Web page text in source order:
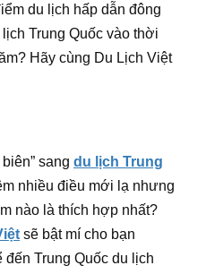
du lịch hấp dẫn đông
Trung Quốc vào thời
Hãy cùng Du Lịch Việt
sang du lịch Trung
nhiều điều mới lạ nhưng
nào là thích hợp nhất?
sẽ bật mí cho bạn
Trung Quốc du lịch